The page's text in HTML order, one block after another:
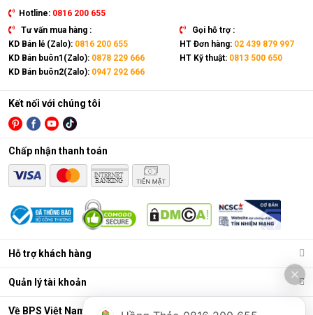
Hotline: 0816 200 655
Tư vấn mua hàng :
KD Bán lẻ (Zalo): 0816 200 655
KD Bán buôn1(Zalo): 0878 229 666
KD Bán buôn2(Zalo): 0947 292 666
Gọi hỗ trợ :
HT Đơn hàng: 02 439 879 997
HT Kỹ thuật: 0813 500 650
Hỗ trợ khách hàng
Quản lý tài khoản
Về BPS Việt Nam
Kết nối với chúng tôi
Chấp nhận thanh toán